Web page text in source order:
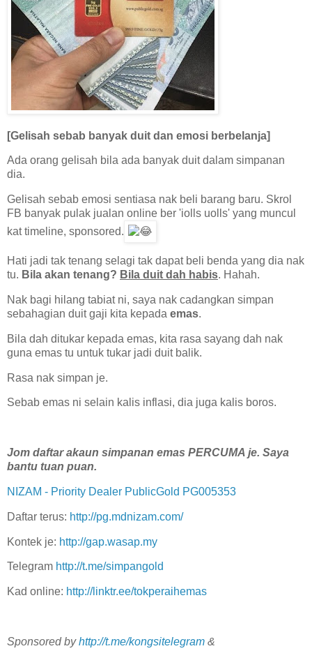
[Gelisah sebab banyak duit dan emosi berbelanja]
Ada orang gelisah bila ada banyak duit dalam simpanan
dia.
Gelisah sebab emosi sentiasa nak beli barang baru. Skrol
FB banyak pulak jualan online ber 'iolls uolls' yang muncul
kat timeline, sponsored.
Hati jadi tak tenang selagi tak dapat beli benda yang dia nak
tu. Bila akan tenang? Bila duit dah habis. Hahah.
Nak bagi hilang tabiat ni, saya nak cadangkan simpan
sebahagian duit gaji kita kepada emas.
Bila dah ditukar kepada emas, kita rasa sayang dah nak
guna emas tu untuk tukar jadi duit balik.
Rasa nak simpan je.
Sebab emas ni selain kalis inflasi, dia juga kalis boros.
Jom daftar akaun simpanan emas PERCUMA je. Saya
bantu tuan puan.
NIZAM - Priority Dealer PublicGold PG005353
Daftar terus: http://pg.mdnizam.com/
Kontek je: http://gap.wasap.my
Telegram http://t.me/simpangold
Kad online: http://linktr.ee/tokperaihemas
Sponsored byhttp://t.me/kongsitelegram &